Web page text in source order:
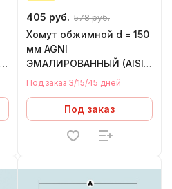
405 руб. 578 руб.
Хомут обжимной d = 150
мм AGNI
ЭМАЛИРОВАННЫЙ (AISI
430 - нержавейка)
Под заказ 3/15/45 дней
Под заказ